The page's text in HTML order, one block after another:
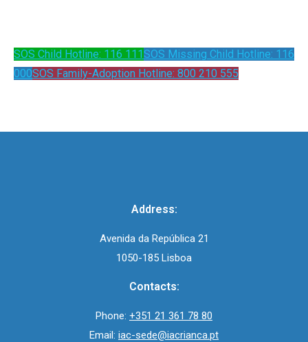
SOS Child Hotline: 116 111SOS Missing Child Hotline: 116
000SOS Family-Adoption Hotline: 800 210 555
Address:
Avenida da República 21
1050-185 Lisboa
Contacts:
Phone: +351 21 361 78 80
Email: iac-sede@iacrianca.pt